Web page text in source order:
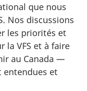
que nous
Nos discussions
les priorités et
la VFS et à faire
au Canada —
entendues et